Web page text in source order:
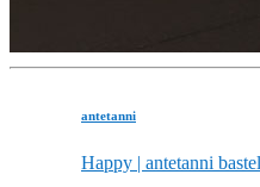
antetanni
Happy | antetanni